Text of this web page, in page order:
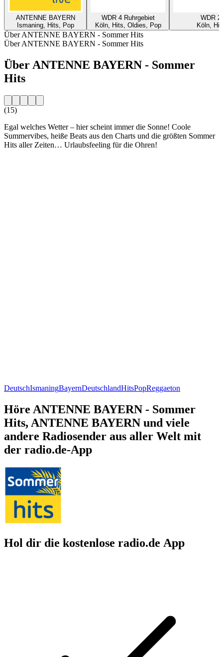
ANTENNE BAYERN
Ismaning, Hits, Pop
WDR 4 Ruhrgebiet
Köln, Hits, Oldies, Pop
WDR 2
Köln,
Über ANTENNE BAYERN - Sommer Hits
Über ANTENNE BAYERN - Sommer Hits
Über ANTENNE BAYERN - Sommer
Hits
(15)
Egal welches Wetter – hier scheint immer die Sonne! Coole
Summervibes, heiße Beats aus den Charts und die größten Sommer
Hits aller Zeiten… Urlaubsfeeling für die Ohren!
DeutschIsmaningBayernDeutschlandHitsPopReggaeton
Höre ANTENNE BAYERN - Sommer
Hits, ANTENNE BAYERN und viele
andere Radiosender aus aller Welt mit
der radio.de-App
Hol dir die kostenlose radio.de App